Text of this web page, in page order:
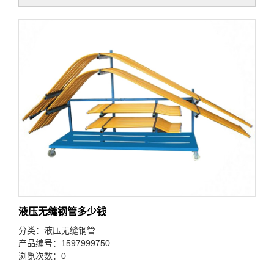
液压无缝钢管多少钱
分类： 液压无缝钢管
产品编号：1597999750
浏览次数：0